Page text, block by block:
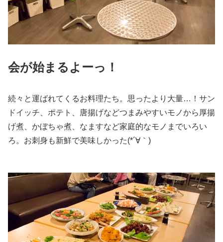
会が始まるよーっ！
続々と運ばれてくるお料理たち。思ったより大量…！サン
ドイッチ、ポテト、唐揚げなどつまみやすいモノから厚揚
げ煮、かぼちゃ煮、なますなど家庭的なモノまでいろい
ろ。お刺身も新鮮で美味しかった(*´∀｀)